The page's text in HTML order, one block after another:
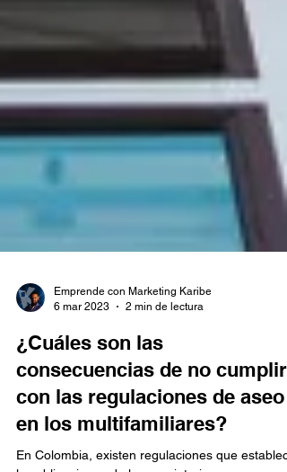
6 mar 2023
2 min de lectura
¿Cuáles son las
consecuencias de no cumplir
con las regulaciones de aseo
en los multifamiliares?